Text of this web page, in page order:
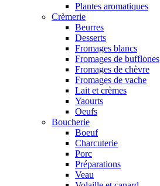
Plantes aromatiques
Crèmerie
Beurres
Desserts
Fromages blancs
Fromages de bufflones
Fromages de chèvre
Fromages de vache
Lait et crèmes
Yaourts
Oeufs
Boucherie
Boeuf
Charcuterie
Porc
Préparations
Veau